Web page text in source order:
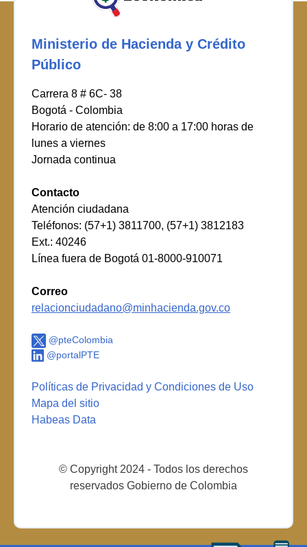
Ministerio de Hacienda y Crédito
Público
Carrera 8 # 6C- 38
Bogotá - Colombia
Horario de atención: de 8:00 a 17:00 horas de
lunes a viernes
Jornada continua
Contacto
Atención ciudadana
Teléfonos: (57+1) 3811700, (57+1) 3812183
Ext.: 40246
Línea fuera de Bogotá 01-8000-910071
Correo
relacionciudadano@minhacienda.gov.co
@pteColombia
@portalPTE
Políticas de Privacidad y Condiciones de Uso
Mapa del sitio
Habeas Data
© Copyright 2024 - Todos los derechos
reservados Gobierno de Colombia